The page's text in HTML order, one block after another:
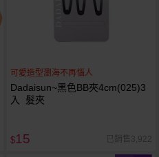
可愛造型瀏海不再惱人
Dadaisun~黑色BB夾4cm(025)3
入 髮夾
$15 已銷售3,922